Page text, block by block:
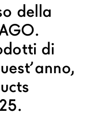
della
di